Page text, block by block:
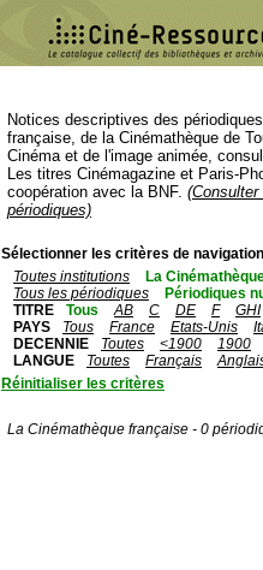
Notices descriptives des
française, de la Cinémathèque de
Cinéma et de l'image animée,
Les titres Cinémagazine et Paris-
coopération avec la BNF.
périodiques)
Sélectionner les critères de
Toutes institutions
La
Tous les périodiques
Périodiques
TITRE
Tous AB C DE F
GHI
PAYS
Tous France Etats-Unis
DECENNIE
Toutes <1900
1900
LANGUE
Toutes Français
Réinitialiser les critères
La Cinémathèque française - 0